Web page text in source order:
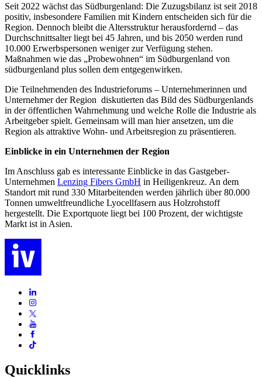
Seit 2022 wächst das Südburgenland: Die Zuzugsbilanz ist seit 2018
positiv, insbesondere Familien mit Kindern entscheiden sich für die
Region. Dennoch bleibt die Altersstruktur herausfordernd – das
Durchschnittsalter liegt bei 45 Jahren, und bis 2050 werden rund
10.000 Erwerbspersonen weniger zur Verfügung stehen.
Maßnahmen wie das „Probewohnen“ im Südburgenland von
südburgenland plus sollen dem entgegenwirken.
Die Teilnehmenden des Industrieforums – Unternehmerinnen und
Unternehmer der Region diskutierten das Bild des Südburgenlands
in der öffentlichen Wahrnehmung und welche Rolle die Industrie als
Arbeitgeber spielt. Gemeinsam will man hier ansetzen, um die
Region als attraktive Wohn- und Arbeitsregion zu präsentieren.
Einblicke in ein Unternehmen der Region
Im Anschluss gab es interessante Einblicke in das Gastgeber-
Unternehmen Lenzing Fibers GmbH in Heiligenkreuz. An dem
Standort mit rund 330 Mitarbeitenden werden jährlich über 80.000
Tonnen umweltfreundliche Lyocellfasern aus Holzrohstoff
hergestellt. Die Exportquote liegt bei 100 Prozent, der wichtigste
Markt ist in Asien.
Quicklinks